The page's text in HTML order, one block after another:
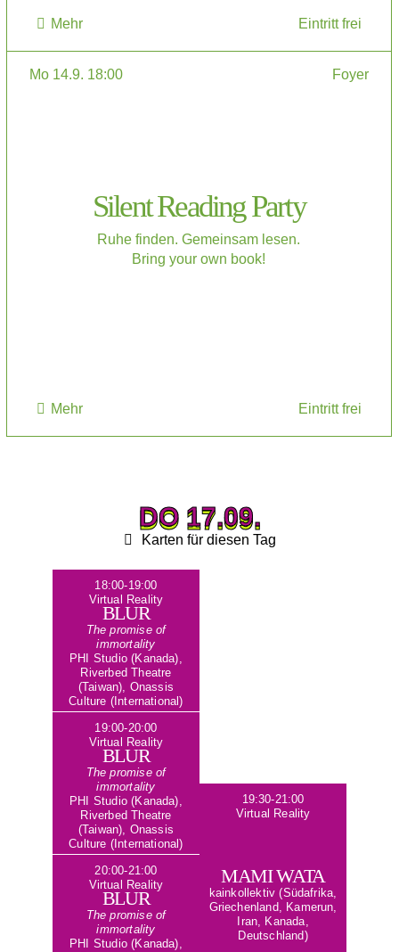
Mehr Eintritt frei
Mo 14.9. 18:00 Foyer
Silent Reading Party
Ruhe finden. Gemeinsam lesen.
Bring your own book!
Mehr Eintritt frei
DO 17.09.
DO 17.09.
Karten für diesen Tag
18:00-19:00
Virtual Reality
BLUR
The promise of
immortality
PHI Studio (Kanada),
Riverbed Theatre
(Taiwan), Onassis
Culture (International)
19:00-20:00
Virtual Reality
BLUR
The promise of
immortality
PHI Studio (Kanada),
Riverbed Theatre
(Taiwan), Onassis
Culture (International)
20:00-21:00
Virtual Reality
BLUR
The promise of
immortality
PHI Studio (Kanada),
19:30-21:00
Virtual Reality
MAMI WATA
kainkollektiv (Südafrika,
Griechenland, Kamerun,
Iran, Kanada,
Deutschland)